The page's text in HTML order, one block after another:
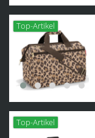
Top-Artikel
Top-Artikel